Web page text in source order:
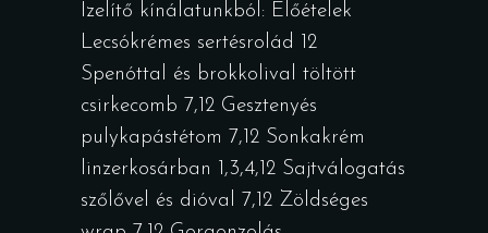
Ízelítő kínálatunkból: Előételek
Lecsókrémes sertésrolád 12
Spenóttal és brokkolival töltött
csirkecomb 7,12 Gesztenyés
pulykapástétom 7,12 Sonkakrém
linzerkosárban 1,3,4,12 Sajtválogatás
szőlővel és dióval 7,12 Zöldséges